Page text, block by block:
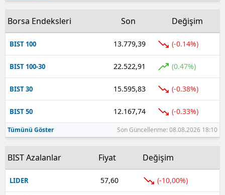
Şırnak
Ardahan
Iğdır
Yalova
Karabük
Kilis
Düzce
Borsa Endeksleri Son Değişim
BIST 100 13.779,39 (-0.14%)
BIST 100-30 22.522,91 (0.47%)
BIST 30 15.595,83 (-0.38%)
BIST 50 12.167,74 (-0.33%)
Tümünü Göster Son Güncellenme: 08.08.2026 18:10
BIST Azalanlar Fiyat Değişim
LIDER 57,60 (-10,00%)